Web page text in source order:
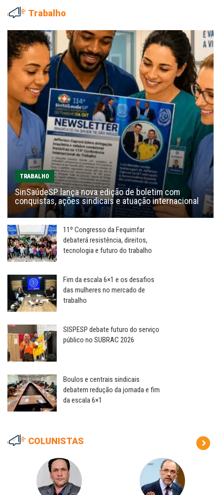
Trabalho
TRABALHO
SinSaúdeSP lança nova edição de boletim com
conquistas, ações sindicais e atuação internacional
11º Congresso da Fequimfar
debaterá resistência, direitos,
tecnologia e futuro do trabalho
Fim da escala 6×1 e os desafios
das mulheres no mercado de
trabalho
SISPESP debate futuro do serviço
público no SUBRAC 2026
Boulos e centrais sindicais
debatem redução da jornada e fim
da escala 6×1
COLUNISTAS